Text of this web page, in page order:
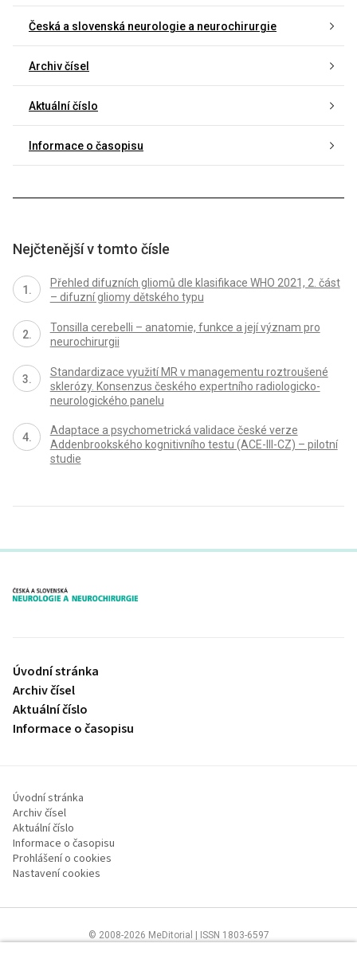
Česká a slovenská neurologie a neurochirurgie
Archiv čísel
Aktuální číslo
Informace o časopisu
Nejčtenější v tomto čísle
Přehled difuzních gliomů dle klasifikace WHO 2021, 2. část
– difuzní gliomy dětského typu
Tonsilla cerebelli – anatomie, funkce a její význam pro
neurochirurgii
Standardizace využití MR v managementu roztroušené
sklerózy. Konsenzus českého expertního radiologicko-
neurologického panelu
Adaptace a psychometrická validace české verze
Addenbrookského kognitivního testu (ACE-III-CZ) – pilotní
studie
proLékaře.cz
Úvodní stránka
Archiv čísel
Aktuální číslo
Informace o časopisu
Úvodní stránka
Archiv čísel
Aktuální číslo
Informace o časopisu
Prohlášení o cookies
Nastavení cookies
© 2008-2026 MeDitorial | ISSN 1803-6597